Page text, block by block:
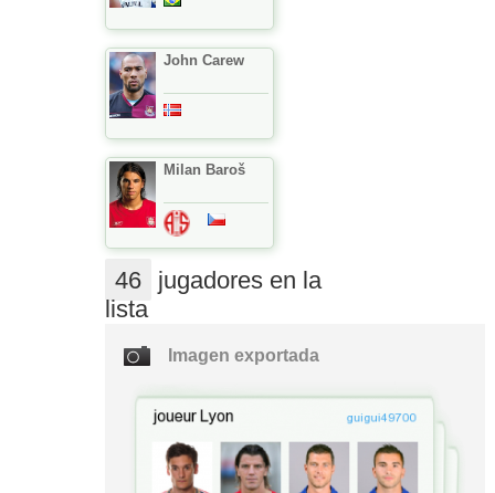
John Carew
Milan Baroš
46
jugadores en la
lista
Imagen exportada